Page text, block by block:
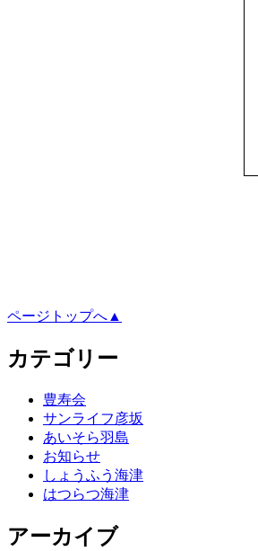
ページトップへ▲
カテゴリー
豊寿会
サンライフ彦坂
あいそら羽島
お知らせ
しょうふう海津
はつらつ海津
アーカイブ